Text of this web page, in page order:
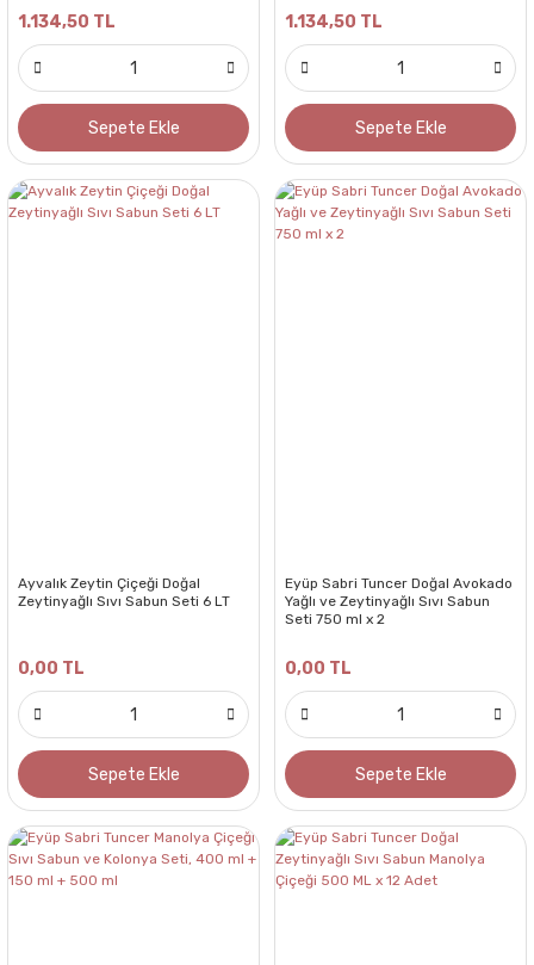
1.134,50 TL
Sepete Ekle
1.134,50 TL
Sepete Ekle
Ayvalık Zeytin Çiçeği Doğal
Zeytinyağlı Sıvı Sabun Seti 6 LT
0,00 TL
Sepete Ekle
Eyüp Sabri Tuncer Doğal Avokado
Yağlı ve Zeytinyağlı Sıvı Sabun
Seti 750 ml x 2
0,00 TL
Sepete Ekle